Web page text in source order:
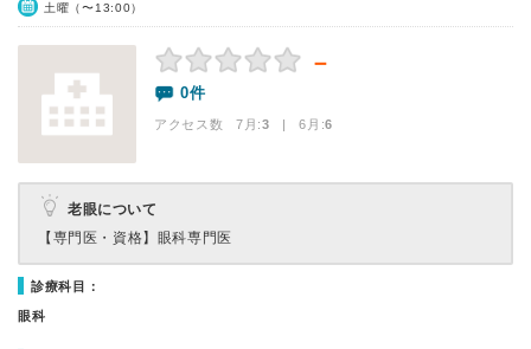
土曜（〜13:00）
－
0件
アクセス数 7月:3 | 6月:6
老眼について
【専門医・資格】 眼科専門医
診療科目：
眼科